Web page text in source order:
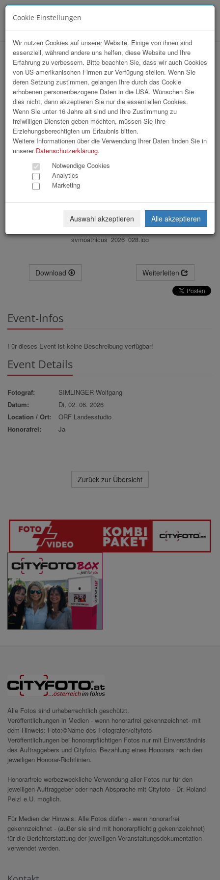
Tips Sympathicus 2026
sympathicus_2026_028.jpg
Download Weiterleiten
Event-Infos
Für dieses Event ist keine Beschreibung verfügbar!
Event Details
Fotograf:
SIMLINGER Wolfgang
Datum:
Di, 02. 06. 2026
Location / Ort:
ORF Landesstudio
Honorafrei:
Ja
Zurück zur Übersicht
Alle Fotos sind urheberrechtlich geschützt.
Veröffentlichungen in Medien - wenn honorarfrei gekennzeichnet- mit
dem Hinweis: Foto:©Name des Fotografen/cityfoto
Veröffentlichungen bei honorarpflichtigen Fotos nur mit Einverständnis
des Auftraggebers und Cityfoto. Bezahlung eines Honorars nach den
jeweiligen Honorar-Richtlinien.
Honorarfreie werbezweckliche Verwendung aller Fotos nur für den
jeweiligen Auftraggeber oder nach Absprache mit Cityfoto - Dr. Roland
Pelzl e.U. möglich.
Für Medien der Hinweis: Alle Fotos dürfen - wenn honorarfrei
gekennzeichnet - (außer sie sind mit honorarpflichtig gekennzeichnet)
für die Berichterstattung der jeweiligen Veranstaltungsdokumentation
verwendet werden.
Cookie Einstellungen
Wir nutzen Cookies auf unserer Website. Einige von ihnen sind
essenziell, während andere uns helfen, diese Website und Ihre
Erfahrung zu verbessern. Bitte beachten Sie, dass wir auch Cookies
von US-amerikanischen Firmen zur Verfügung stellen. Wenn Sie
deren Setzung zustimmen, gelangen Ihre durch das Cookie
erhobenen personenbezogene Daten in die USA. Wünschen Sie
dies nicht, dann akzeptieren Sie nur die essentiellen Cookies.
Wenn Sie unter 16 Jahre alt sind und Ihre Zustimmung zu
freiwilligen Diensten geben möchten, müssen Sie Ihre
Erziehungsberechtigten um Erlaubnis bitten.
Weitere Informationen über die Verwendung Ihrer Daten finden Sie in
unserer Datenschutzerklärung.
Notwendige Cookies
Analytics
Marketing
Auswahl akzeptieren Alle akzeptieren